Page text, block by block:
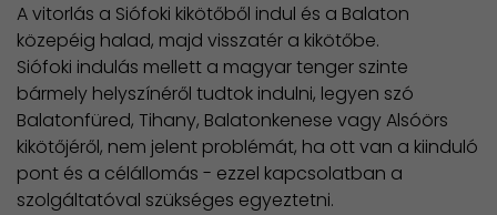
A vitorlás a Siófoki kikötőből indul és a Balaton
közepéig halad, majd visszatér a kikötőbe.
Siófoki indulás mellett a magyar tenger szinte
bármely helyszínéről tudtok indulni, legyen szó
Balatonfüred, Tihany, Balatonkenese vagy Alsóörs
kikötőjéről, nem jelent problémát, ha ott van a kiinduló
pont és a célállomás - ezzel kapcsolatban a
szolgáltatóval szükséges egyeztetni.